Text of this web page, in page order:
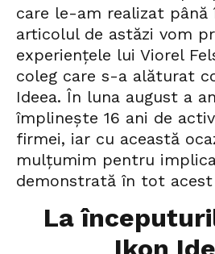
care le-am realizat până
articolul de astăzi vom
experiențele lui Viorel
coleg care s-a alăturat
Ideea. În luna august a
împlinește 16 ani de
firmei, iar cu această
mulțumim pentru
demonstrată în tot
La